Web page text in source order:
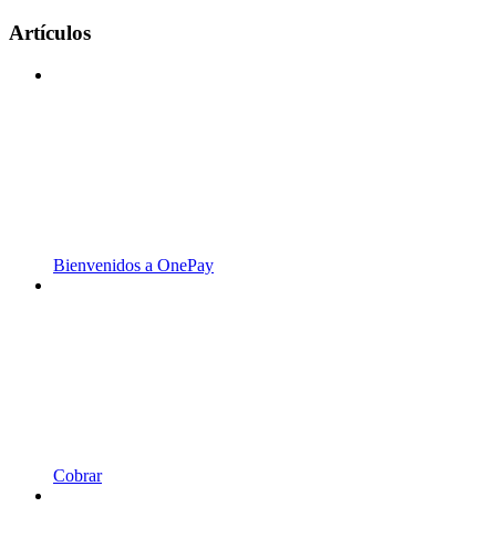
Artículos
Bienvenidos a OnePay
Cobrar